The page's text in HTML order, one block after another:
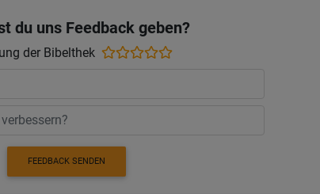
du uns Feedback geben?
der Bibelthek
FEEDBACK SENDEN